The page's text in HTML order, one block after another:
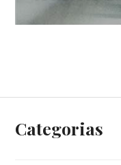
post:
Categorias